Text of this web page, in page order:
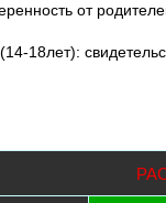
от
18лет):